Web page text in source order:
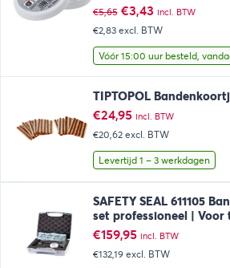
€5,65 Oorspronkelijke
prijs
was:
€5,65.
€3,43Huidige
prijs
is:
€3,43.
incl. BTW
€2,83 excl. BTW
Vóór 15:00 uur besteld,
TIPTOPOL
€24,95 incl. BTW
€20,62 excl. BTW
Levertijd 1 – 3 werkdagen
SAFETY SEAL 611105
set professioneel | Voor
€159,95 incl. BTW
€132,19 excl. BTW